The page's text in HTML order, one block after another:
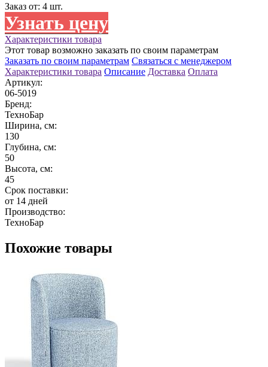
Заказ от: 4 шт.
Узнать цену
Характеристики товара
Этот товар возможно заказать по своим параметрам
Заказать по своим параметрам Связаться с менеджером
Характеристики товара Описание Доставка Оплата
Артикул:
06-5019
Бренд:
ТехноБар
Ширина, см:
130
Глубина, см:
50
Высота, см:
45
Срок поставки:
от 14 дней
Производство:
ТехноБар
Похожие товары